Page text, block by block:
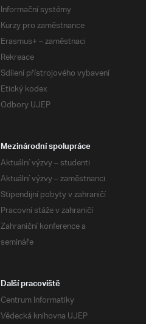
Informační systémy
Kurzy pro zaměstnance
Erasmus+ – zaměstnaci
Rekreace
Sdílení přístrojového vybavení
Etický kodex
Odbory UJEP
Mezinárodní spolupráce
Aktuální výzvy – studenti
Aktuální výzvy – zaměstnanci
Stipendijní pobyty v zahraničí
Pracovní stáže v zahraničí
Zahraniční konference a
semináře
Další pracoviště
Centrum Informatiky
Vědecká knihovna UJEP